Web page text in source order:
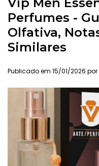
Perfumes -
Olfativa,
Similares
Publicado em 15/01/2026